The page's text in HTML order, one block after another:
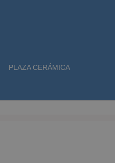
PLAZA CERÁMICA